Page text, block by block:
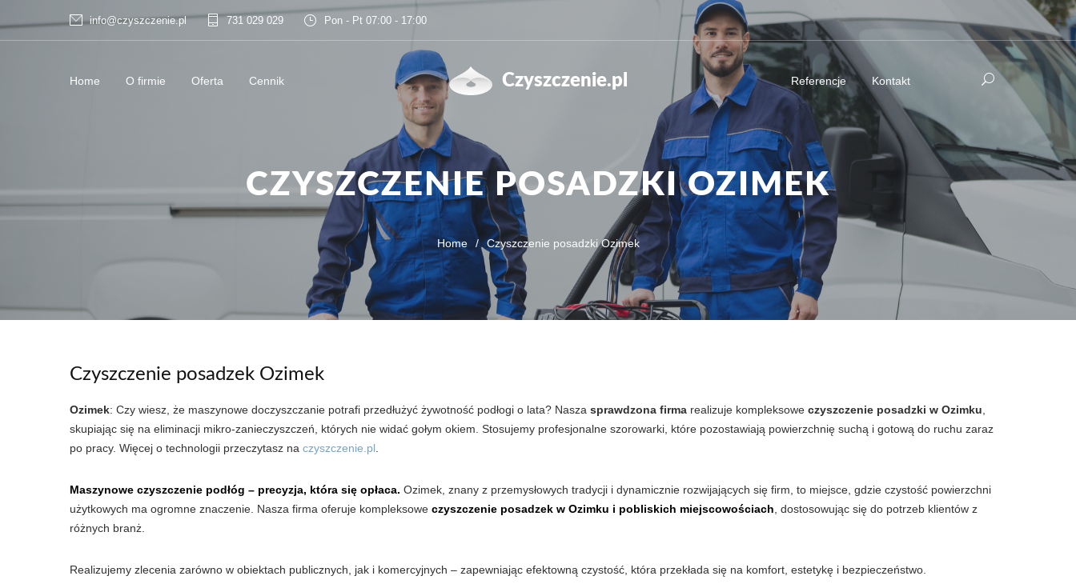
info@czyszczenie.pl 731 029 029 Pon - Pt 07:00 - 17:00
Home O firmie Oferta Cennik Czyszczenie.pl Referencje Kontakt
CZYSZCZENIE POSADZKI OZIMEK
Home / Czyszczenie posadzki Ozimek
Czyszczenie posadzek Ozimek
Ozimek: Czy wiesz, że maszynowe doczyszczanie potrafi przedłużyć żywotność podłogi o lata? Nasza sprawdzona firma realizuje kompleksowe czyszczenie posadzki w Ozimku
skupiając się na eliminacji mikro-zanieczyszczeń, których nie widać gołym okiem. Stosujemy profesjonalne szorowarki, które pozostawiają powierzchnię suchą i gotową do ruchu zaraz
po pracy. Więcej o technologii przeczytasz na czyszczenie.pl
Maszynowe czyszczenie podłóg – precyzja, która się opłaca. Ozimek, znany z przemysłowych tradycji i dynamicznie rozwijających się firm, to miejsce, gdzie czystość powierzchni
użytkowych ma ogromne znaczenie. Nasza firma oferuje kompleksowe czyszczenie posadzek w Ozimku i pobliskich miejscowościach , dostosowując się do potrzeb klientów z
różnych branż.
Realizujemy zlecenia zarówno w obiektach publicznych, jak i komercyjnych – zapewniając efektowną czystość, która przekłada się na komfort, estetykę i bezpieczeństwo.